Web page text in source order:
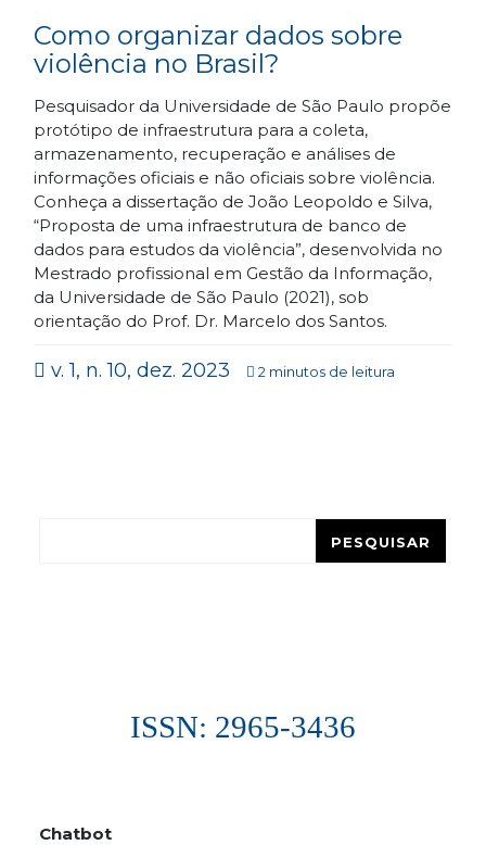
Como organizar dados sobre
violência no Brasil?
Pesquisador da Universidade de São Paulo propõe
protótipo de infraestrutura para a coleta,
armazenamento, recuperação e análises de
informações oficiais e não oficiais sobre violência.
Conheça a dissertação de João Leopoldo e Silva,
“Proposta de uma infraestrutura de banco de
dados para estudos da violência”, desenvolvida no
Mestrado profissional em Gestão da Informação,
da Universidade de São Paulo (2021), sob
orientação do Prof. Dr. Marcelo dos Santos.
v. 1, n. 10, dez. 2023 2 minutos de leitura
PESQUISAR
ISSN: 2965-3436
Chatbot